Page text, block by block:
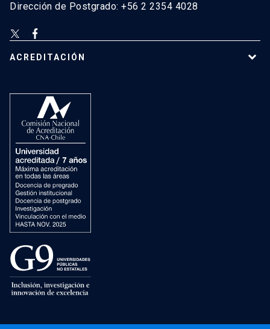
Dirección de Postgrado: +56 2 2354 4028
ACREDITACIÓN